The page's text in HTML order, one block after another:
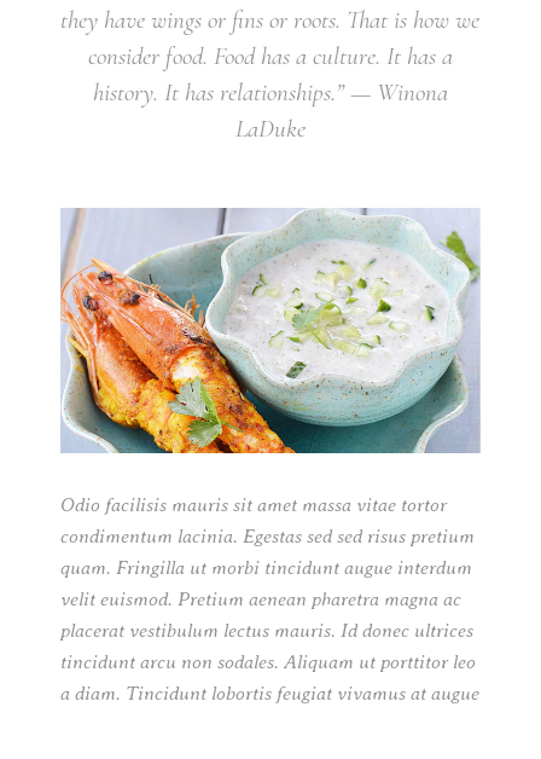
they have wings or fins or roots. That is how we
consider food. Food has a culture. It has a
history. It has relationships.” — Winona
LaDuke
Odio facilisis mauris sit amet massa vitae tortor
condimentum lacinia. Egestas sed sed risus pretium
quam. Fringilla ut morbi tincidunt augue interdum
velit euismod. Pretium aenean pharetra magna ac
placerat vestibulum lectus mauris. Id donec ultrices
tincidunt arcu non sodales. Aliquam ut porttitor leo
a diam. Tincidunt lobortis feugiat vivamus at augue